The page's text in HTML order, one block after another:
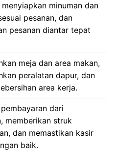
minuman dan
pesanan, dan
pesanan diantar tepat
meja dan area makan,
peralatan dapur, dan
area kerja.
dari
memberikan struk
dan memastikan kasir
baik.